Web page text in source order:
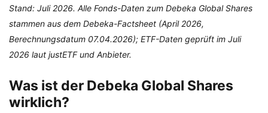
Stand: Juli 2026. Alle Fonds-Daten zum Debeka Global Shares
stammen aus dem Debeka-Factsheet (April 2026,
Berechnungsdatum 07.04.2026); ETF-Daten geprüft im Juli
2026 laut justETF und Anbieter.
Was ist der Debeka Global Shares
wirklich?